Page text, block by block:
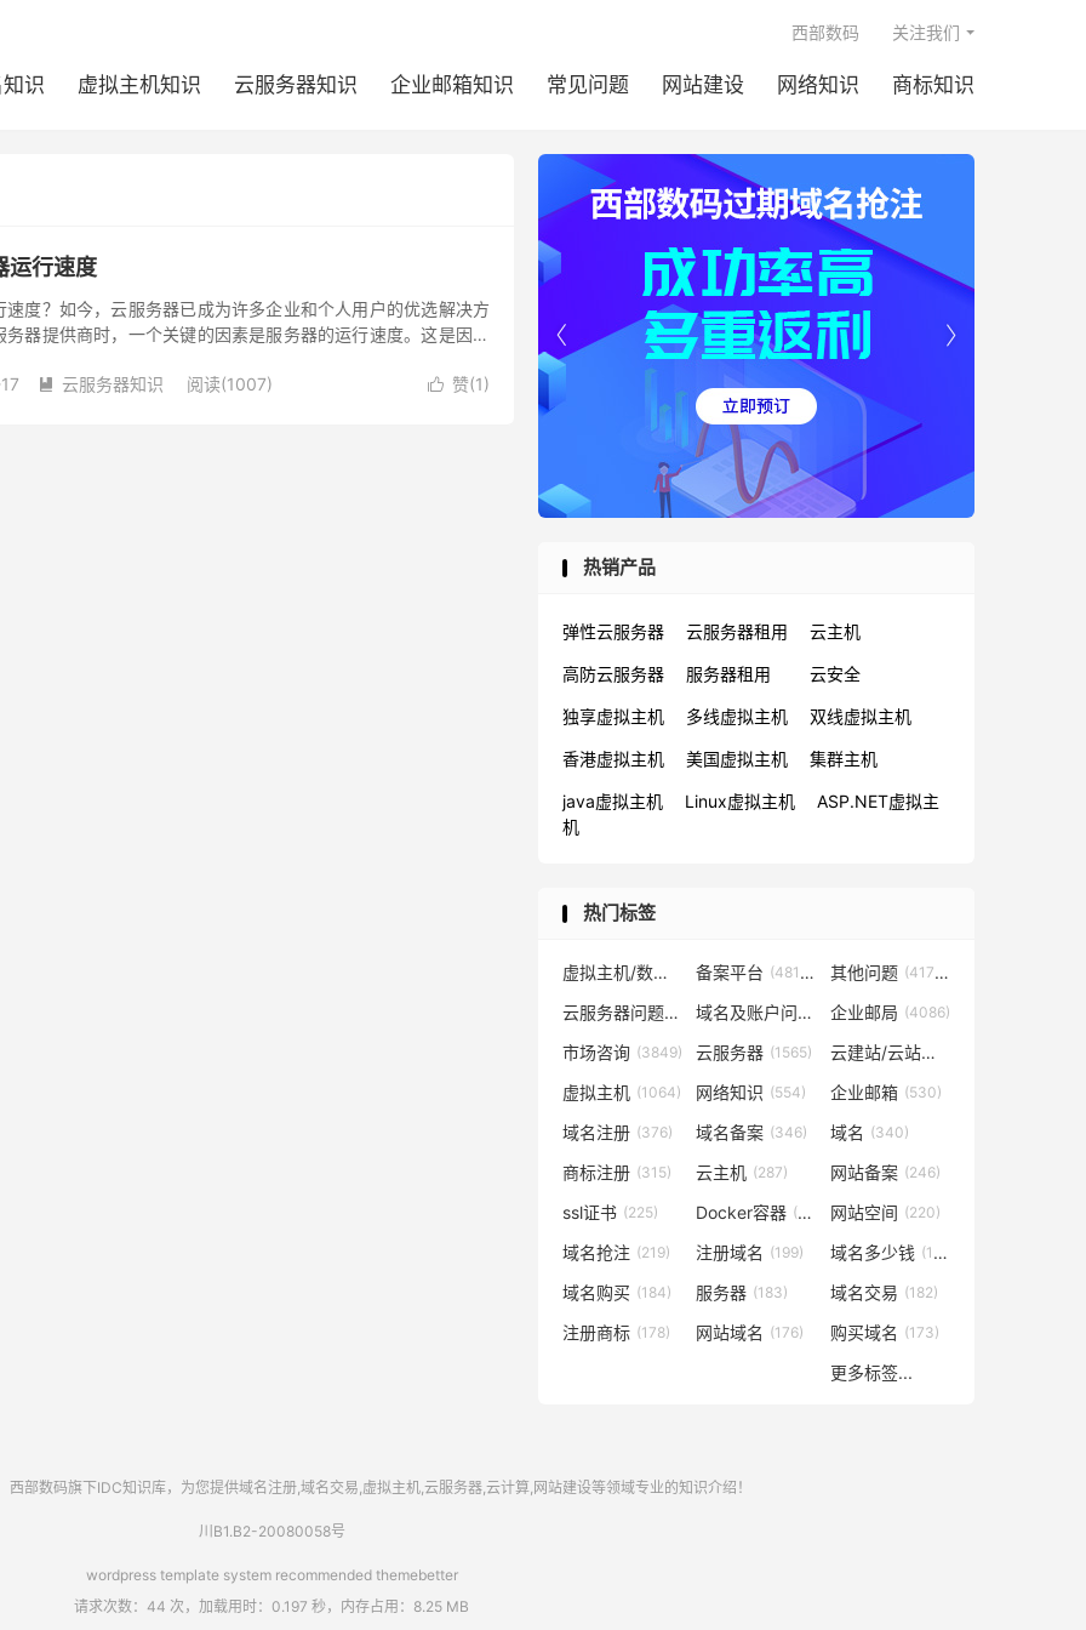
识 虚拟主机知识 云服务器知识 企业邮箱知识 常见问题 网站建设 网络知识 商标知识
西部数码 关注我们
运行速度
度？如今，云服务器已成为许多企业和个人用户的优选解决方
器提供商时，一个关键的因素是服务器的运行速度。这是因为
有效地查看云服务器的运行速度呢？
 云服务器知识 阅读(1007)  赞(1)


热销产品
弹性云服务器 云服务器租用 云主机
高防云服务器 服务器租用 云安全
独享虚拟主机 多线虚拟主机 双线虚拟主机
香港虚拟主机 美国虚拟主机 集群主机
java虚拟主机 Linux虚拟主机
ASP.NET虚拟主
机
热门标签
虚拟主机/数据库问题 (57819)
备案平台 (48153) 其他问题 (41702)
云服务器问题(38267) 域名及账户问题 (29026)
企业邮局 (4086)
市场咨询 (3849) 云服务器 (1565) 云建站/云站群/小程序
虚拟主机 (1064) 网络知识 (554) 企业邮箱 (530)
域名注册 (376) 域名备案 (346) 域名 (340)
商标注册 (315) 云主机 (287) 网站备案 (246)
ssl证书 (225) Docker容器 (221) 网站空间 (220)
域名抢注 (219) 注册域名 (199) 域名多少钱 (196)
域名购买 (184) 服务器 (183) 域名交易 (182)
注册商标 (178) 网站域名 (176) 购买域名 (173)
更多标签...
西部数码旗下IDC知识库，为您提供域名注册,域名交易,虚拟主机,云服务器,云计算,网站建设等领域专业的知识介绍！
川B1.B2-20080058号
wordpress template system recommended themebetter
请求次数：44 次，加载用时：0.197 秒，内存占用：8.25 MB